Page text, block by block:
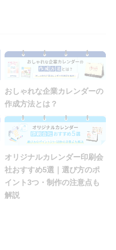
おしゃれな企業カレンダーの
作成方法とは？
オリジナルカレンダー印刷会
社おすすめ5選｜選び方のポ
イント3つ・制作の注意点も
解説